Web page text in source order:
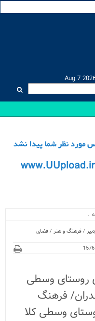
۱۴۰.
/فرهنگ و هنر /فضای
روستای وسطی
فرهنگ
وسطی کلا